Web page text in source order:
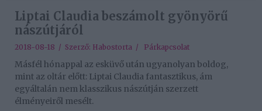
Liptai Claudia beszámolt gyönyörű
nászútjáról
2018-08-18 / Szerző: Habostorta / Párkapcsolat
Másfél hónappal az esküvő után ugyanolyan boldog,
mint az oltár előtt: Liptai Claudia fantasztikus, ám
egyáltalán nem klasszikus nászútján szerzett
élményeiről mesélt.